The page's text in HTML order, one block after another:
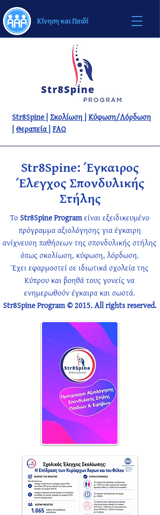
Κίνηση και Παιδί
Str8Spine|Σκολίωση |Κύφωση/Λόρδωση
|Θεραπεία|FAQ
Str8Spine: Έγκαιρος
Έλεγχος Σπονδυλικής
Στήλης
Το Str8Spine Programείναι εξειδικευμένο
πρόγραμμα αξιολόγησης για έγκαιρη
ανίχνευση παθήσεων της σπονδυλικής στήλης
όπως σκολίωση, κύφωση, λόρδωση.
Έχει εφαρμοστεί σε ιδιωτικά σχολεία της
Κύπρου και βοηθά τους γονείς να
ενημερωθούν έγκαιρα και σωστά.
Str8Spine Program © 2015. All rights reserved.